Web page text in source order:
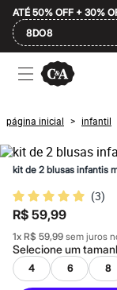
ATÉ 50% OFF + 30%
8DO8
Ofertas
Compre por
Masculino
Infantil
Calçados
Mindse7
Plus Size
Até 20% off
Até 40% off
Até 60% off
A partir de 60% off
Feminino
Em alta
Inverno
página inicial > infantil
kit de 2 blusas infantis
(3)
R$ 59,99
1x R$ 59,99 sem juros
Selecione um
4 6 8